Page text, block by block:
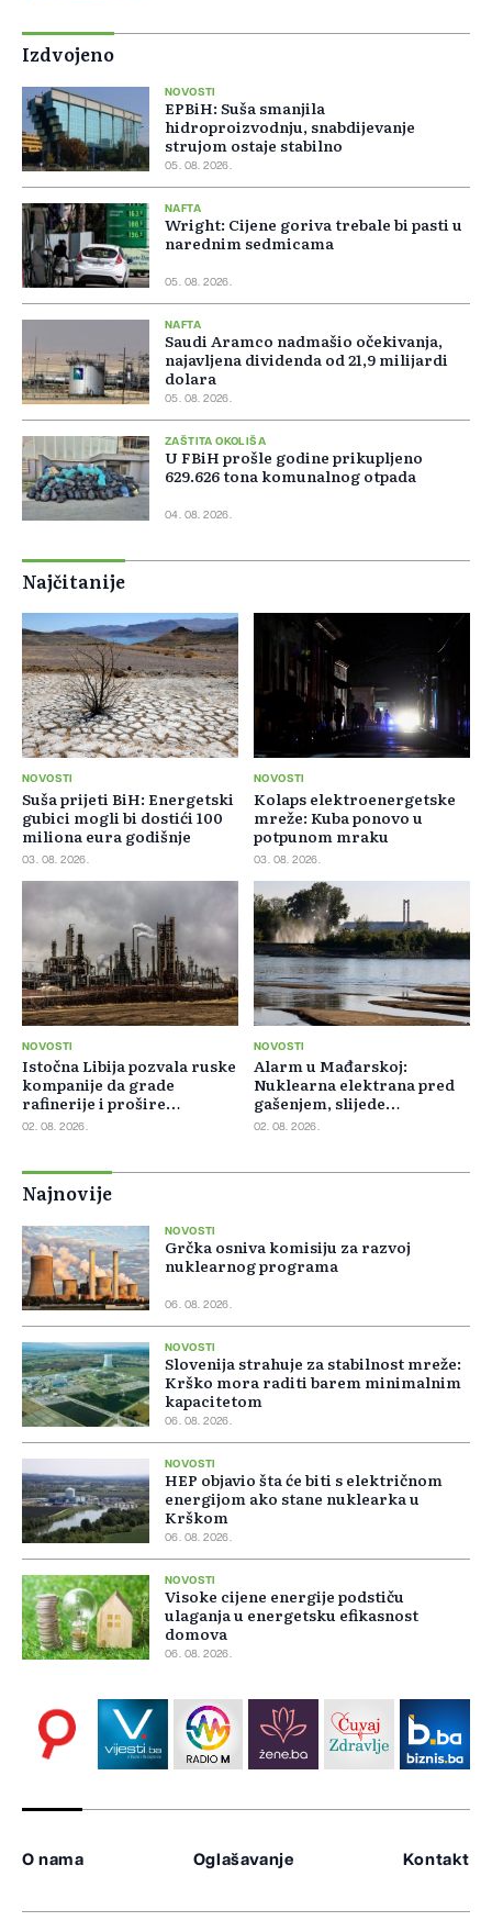
Izdvojeno
NOVOSTI
EPBiH: Suša smanjila
hidroproizvodnju, snabdijevanje
strujom ostaje stabilno
05. 08. 2026.
NAFTA
Wright: Cijene goriva trebale bi pasti u
narednim sedmicama
05. 08. 2026.
NAFTA
Saudi Aramco nadmašio očekivanja,
najavljena dividenda od 21,9 milijardi
dolara
05. 08. 2026.
ZAŠTITA OKOLIŠA
U FBiH prošle godine prikupljeno
629.626 tona komunalnog otpada
04. 08. 2026.
Najčitanije
NOVOSTI
Suša prijeti BiH: Energetski
gubici mogli bi dostići 100
miliona eura godišnje
03. 08. 2026.
NOVOSTI
Kolaps elektroenergetske
mreže: Kuba ponovo u
potpunom mraku
03. 08. 2026.
NOVOSTI
Istočna Libija pozvala ruske
kompanije da grade
rafinerije i prošire
energetsku saradnju
02. 08. 2026.
NOVOSTI
Alarm u Mađarskoj:
Nuklearna elektrana pred
gašenjem, slijede
restrikcije struje i vode
02. 08. 2026.
Najnovije
NOVOSTI
Grčka osniva komisiju za razvoj
nuklearnog programa
06. 08. 2026.
NOVOSTI
Slovenija strahuje za stabilnost mreže:
Krško mora raditi barem minimalnim
kapacitetom
06. 08. 2026.
NOVOSTI
HEP objavio šta će biti s električnom
energijom ako stane nuklearka u
Krškom
06. 08. 2026.
NOVOSTI
Visoke cijene energije podstiču
ulaganja u energetsku efikasnost
domova
06. 08. 2026.
O nama Oglašavanje Kontakt